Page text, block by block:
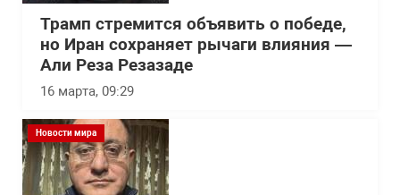
Трамп стремится объявить о победе,
но Иран сохраняет рычаги влияния —
Али Реза Резазаде
16 марта, 09:29
Новости мира